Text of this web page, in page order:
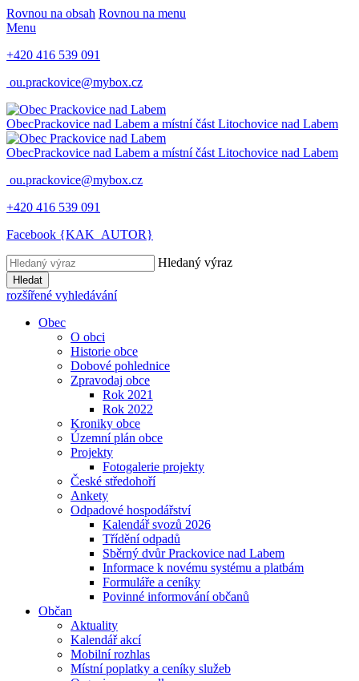
Rovnou na obsah Rovnou na menu
Menu
+420 416 539 091
ou.prackovice@mybox.cz
ObecPrackovice nad Labem a místní část Litochovice nad Labem
ObecPrackovice nad Labem a místní část Litochovice nad Labem
ou.prackovice@mybox.cz
+420 416 539 091
Facebook {KAK_AUTOR}
Hledaný výraz
Hledat
rozšířené vyhledávání
Obec
O obci
Historie obce
Dobové pohlednice
Zpravodaj obce
Rok 2021
Rok 2022
Kroniky obce
Územní plán obce
Projekty
Fotogalerie projekty
České středohoří
Ankety
Odpadové hospodářství
Kalendář svozů 2026
Třídění odpadů
Sběrný dvůr Prackovice nad Labem
Informace k novému systému a platbám
Formuláře a ceníky
Povinné informování občanů
Občan
Aktuality
Kalendář akcí
Mobilní rozhlas
Místní poplatky a ceníky služeb